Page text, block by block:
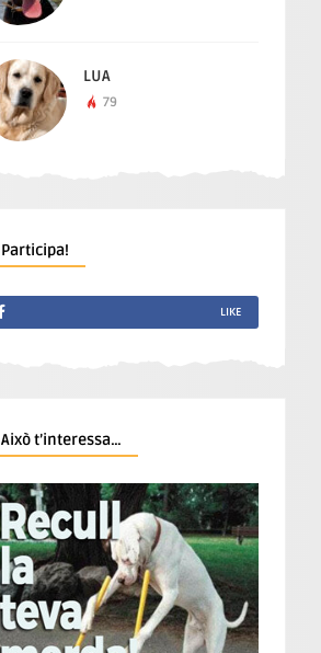
LUA
79
Participa!
LIKE
Això t’interessa…